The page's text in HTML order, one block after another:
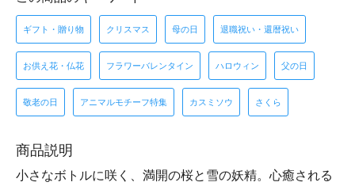
ギフト・贈り物 クリスマス 母の日 退職祝い・還暦祝い
お供え花・仏花 フラワーバレンタイン ハロウィン 父の日
敬老の日 アニマルモチーフ特集 カスミソウ さくら
商品説明
小さなボトルに咲く、満開の桜と雪の妖精。心癒される